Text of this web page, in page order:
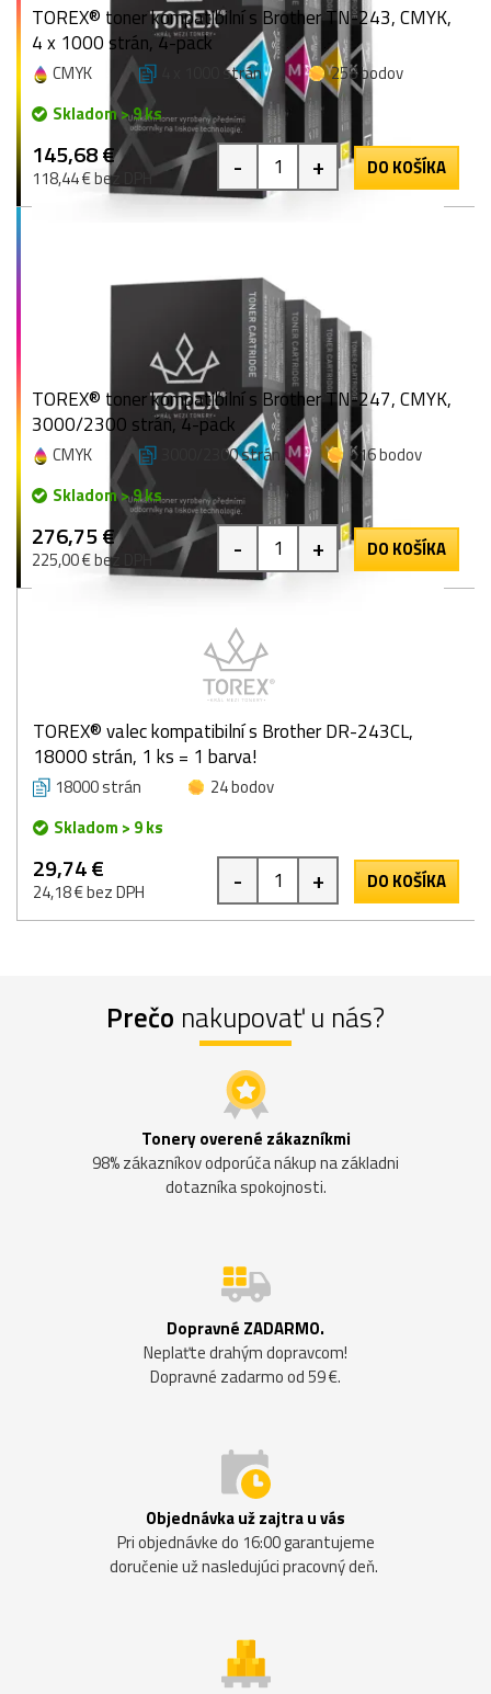
TOREX® toner kompatibilní s Brother TN-243, CMYK,
4 x 1000 strán, 4-pack
CMYK 4 x 1000 strán
258 bodov
Skladom > 9 ks
145,68 €
118,44 € bez DPH - + DO KOŠÍKA
TOREX® toner kompatibilní s Brother TN-247, CMYK,
3000/2300 strán, 4-pack
CMYK 3000/2300 strán
516 bodov
Skladom > 9 ks
276,75 €
225,00 € bez DPH - + DO KOŠÍKA
TOREX® valec kompatibilní s Brother DR-243CL,
18000 strán, 1 ks = 1 barva!
18000 strán
24 bodov
Skladom > 9 ks
29,74 €
24,18 € bez DPH - + DO KOŠÍKA
Prečo nakupovať u nás?
Tonery overené zákazníkmi
98% zákazníkov odporúča nákup na základni
dotazníka spokojnosti.
Dopravné ZADARMO.
Neplaťte drahým dopravcom!
Dopravné zadarmo od 59 €.
Objednávka už zajtra u vás
Pri objednávke do 16:00 garantujeme
doručenie už nasledujúci pracovný deň.